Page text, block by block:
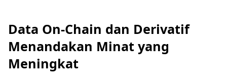
Data On-Chain dan Derivatif
Menandakan Minat yang
Meningkat